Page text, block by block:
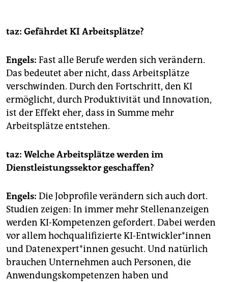
taz: Gefährdet KI Arbeitsplätze?
Engels: Fast alle Berufe werden sich verändern.
Das bedeutet aber nicht, dass Arbeitsplätze
verschwinden. Durch den Fortschritt, den KI
ermöglicht, durch Produktivität und Innovation,
ist der Effekt eher, dass in Summe mehr
Arbeitsplätze entstehen.
taz: Welche Arbeitsplätze werden im
Dienstleistungssektor geschaffen?
Engels: Die Jobprofile verändern sich auch dort.
Studien zeigen: In immer mehr Stellenanzeigen
werden KI-Kompetenzen gefordert. Dabei werden
vor allem hochqualifizierte KI-Entwickler*innen
und Da­ten­ex­per­t*in­nen gesucht. Und natürlich
brauchen Unternehmen auch Personen, die
Anwendungskompetenzen haben und